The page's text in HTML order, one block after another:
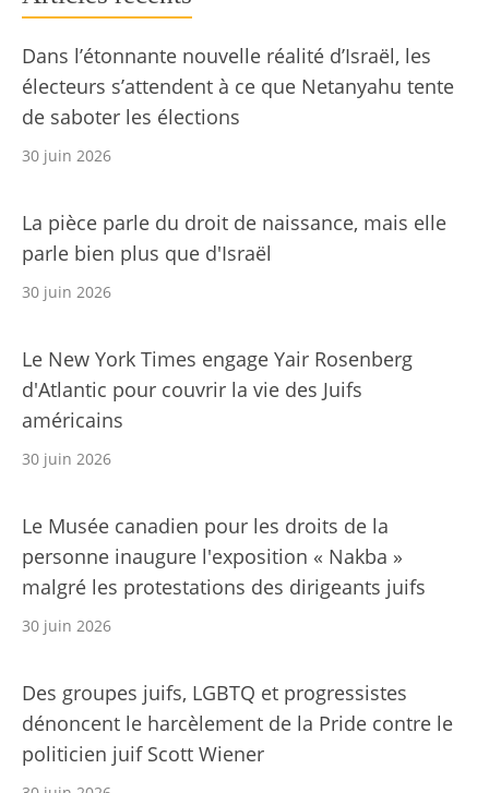
Dans l’étonnante nouvelle réalité d’Israël, les
électeurs s’attendent à ce que Netanyahu tente
de saboter les élections
30 juin 2026
La pièce parle du droit de naissance, mais elle
parle bien plus que d'Israël
30 juin 2026
Le New York Times engage Yair Rosenberg
d'Atlantic pour couvrir la vie des Juifs
américains
30 juin 2026
Le Musée canadien pour les droits de la
personne inaugure l'exposition « Nakba »
malgré les protestations des dirigeants juifs
30 juin 2026
Des groupes juifs, LGBTQ et progressistes
dénoncent le harcèlement de la Pride contre le
politicien juif Scott Wiener